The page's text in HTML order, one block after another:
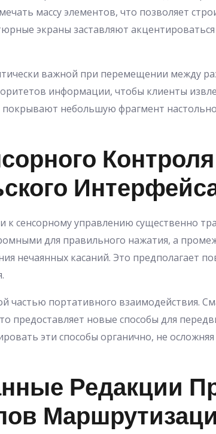
массу элементов, что позволяет
экраны заставляют
важной при перемещении между
информации, чтобы клиенты
небольшую фрагмент
к сенсорному управлению существенно
для правильного нажатия, а
нечаянных касаний. Это предполагает
частью портативного взаимодействия.
предоставляет новые способы для
эти способы органично, не
Редакции